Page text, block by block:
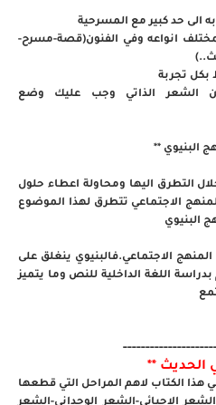
الى حد كبير مع المسرحية
انواعه وفي الفنون(قصة-مسرح-
بكل تجربة
الشعر الذاتي وجب عليك وضع
التطرق اليها ومحاولة اعطاء حلول
الاجتماعي تتطرق لهذا الموضوع
البنيوي
الاجتماعي.فالبنيوي ينغلق على
اللغة الداخلية للنص وما يتميز
الكتاب لاهم المراحل التي قطعها